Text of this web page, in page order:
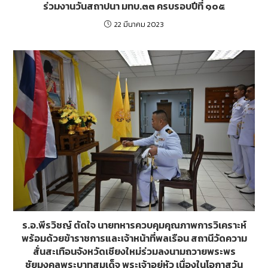
ร่วมงานวันสถาปนา มทบ.๓๓ ครบรอบปีที่ ๑๐๕
22 มีนาคม 2023
ร.อ.พีรวิชญ์ ตัดใจ นายทหารควบคุมคุณภาพการวิเคราะห์
พร้อมด้วยข้าราชการและเจ้าหน้าที่พลเรือน สถานีวัดความ
สั่นสะเทือนจังหวัดเชียงใหม่ร่วมลงนามถวายพระพร
ชัยมงคลพระบาทสมเด็จ พระเจ้าอยู่หัว เนื่องในโอกาสวัน